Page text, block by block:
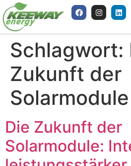
Schlagwort:
Zukunft der
Solarmodule
Die Zukunft der
Solarmodule: